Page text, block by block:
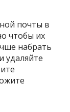
почты в
чтобы их
набрать
удаляйте